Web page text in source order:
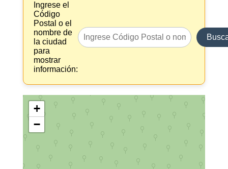
Ingrese el
Código
Postal o el
nombre de
la ciudad
para
mostrar
información:
+
−